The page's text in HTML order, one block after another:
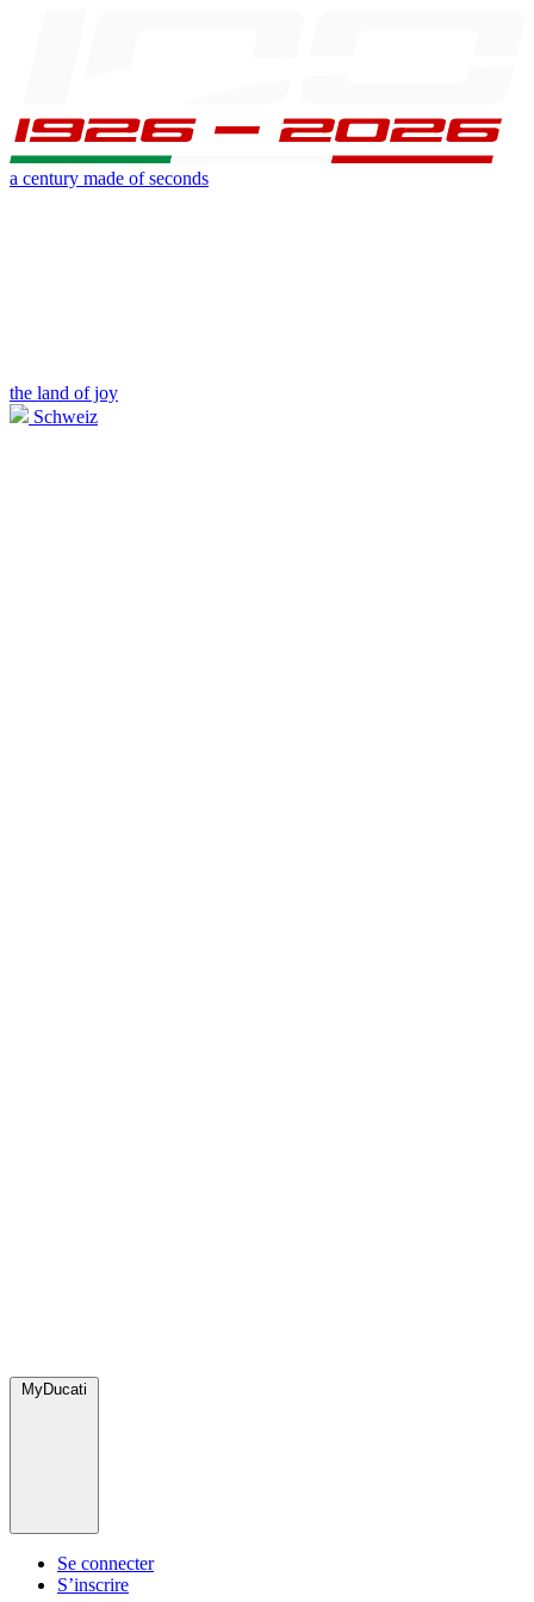
a century made of seconds
the land of joy
Schweiz
MyDucati
Se connecter
S’inscrire